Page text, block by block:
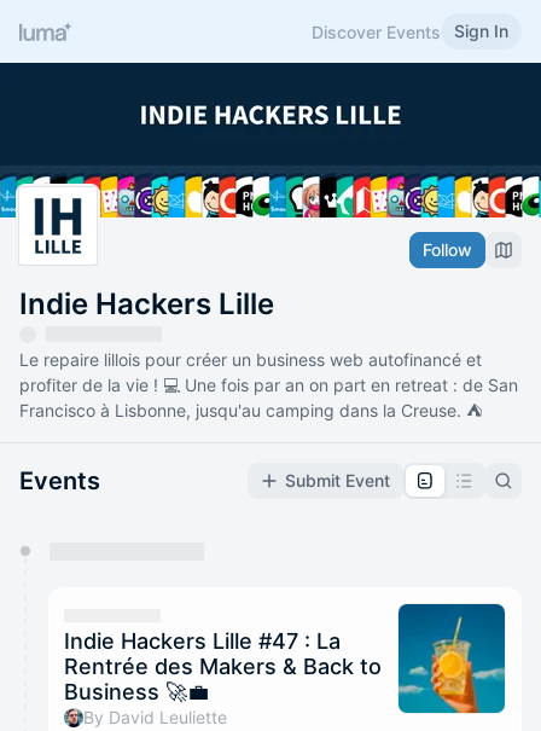
Discover Events Sign In
Follow
Indie Hackers Lille
Le repaire lillois pour créer un business web autofinancé et
profiter de la vie ! 💻 Une fois par an on part en retreat : de San
Francisco à Lisbonne, jusqu'au camping dans la Creuse. ⛺
Events Submit Event
They will show up on the schedule once approved
Indie Hackers Lille #47 : La
Rentrée des Makers & Back to
Business 🚀💼
By David Leuliette